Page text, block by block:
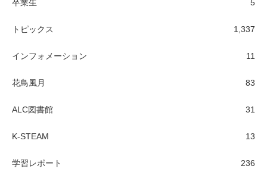
卒業生 5
トピックス 1,337
インフォメーション 11
花鳥風月 83
ALC図書館 31
K-STEAM 13
学習レポート 236